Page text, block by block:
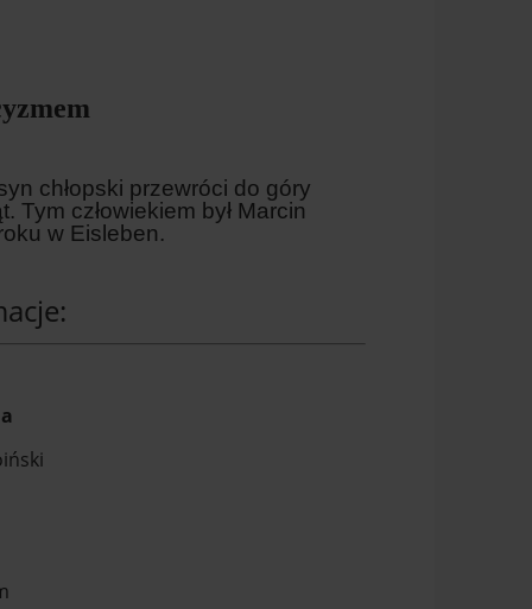
chłopski przewróci do góry
człowiekiem był Marcin
w Eisleben.